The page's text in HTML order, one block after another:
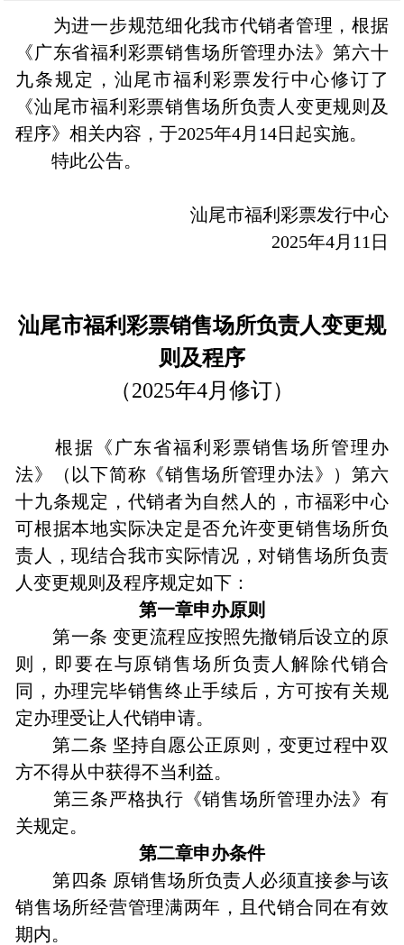
为进一步规范细化我市代销者管理，根据
《广东省福利彩票销售场所管理办法》第六十
九条规定，汕尾市福利彩票发行中心修订了
《汕尾市福利彩票销售场所负责人变更规则及
程序》相关内容，于2025年4月14日起实施。
特此公告。
汕尾市福利彩票发行中心
2025年4月11日
汕尾市福利彩票销售场所负责人变更规
则及程序
（2025年4月修订）
根据《广东省福利彩票销售场所管理办
法》（以下简称《销售场所管理办法》）第六
十九条规定，代销者为自然人的，市福彩中心
可根据本地实际决定是否允许变更销售场所负
责人，现结合我市实际情况，对销售场所负责
人变更规则及程序规定如下：
第一章申办原则
第一条 变更流程应按照先撤销后设立的原
则，即要在与原销售场所负责人解除代销合
同，办理完毕销售终止手续后，方可按有关规
定办理受让人代销申请。
第二条 坚持自愿公正原则，变更过程中双
方不得从中获得不当利益。
第三条严格执行《销售场所管理办法》有
关规定。
第二章申办条件
第四条 原销售场所负责人必须直接参与该
销售场所经营管理满两年，且代销合同在有效
期内。